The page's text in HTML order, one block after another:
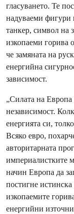
гласуването. Те
надуваеми фигури
танкер, символ на
изкопаеми горива
че замяната на
енергийна
зависимост.
„Силата на Европа
независимост.
енергията си,
Всяко евро,
авторитарната
империалистките
начин Европа да
постигне
изкопаемите
енергийни